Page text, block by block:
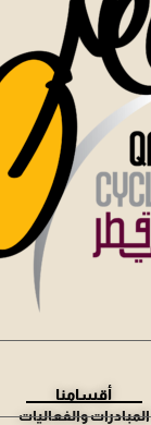
أقسامنا
المبادرات والفعاليات